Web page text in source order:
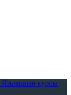
Языковые курсы